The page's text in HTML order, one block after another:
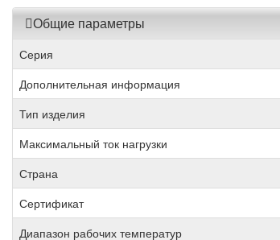
Общие параметры
Серия
Дополнительная информация
Тип изделия
Максимальный ток нагрузки
Страна
Сертификат
Диапазон рабочих температур